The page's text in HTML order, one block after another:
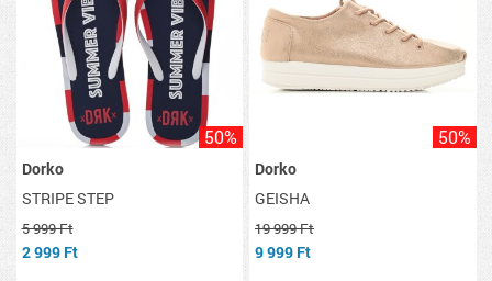
50%
Dorko
STRIPE STEP
5 999 Ft
2 999 Ft
50%
Dorko
GEISHA
19 999 Ft
9 999 Ft